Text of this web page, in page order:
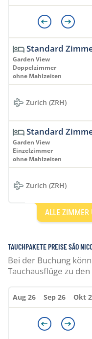
Standard
Garden View
Doppelzimmer
ohne Mahlzeiten
Zurich (ZRH)
Standard
Garden View
Einzelzimmer
ohne Mahlzeiten
Zurich (ZRH)
Standard
Zurich (ZRH)
Standard
Sea View
Einzelzimmer
ohne Mahlzeiten
ALLE ZIMMER
TAUCHPAKETE PREISE SÃO
Bei der Buchung
Tauchausflüge zu
Aug 26 Sep 26 Okt